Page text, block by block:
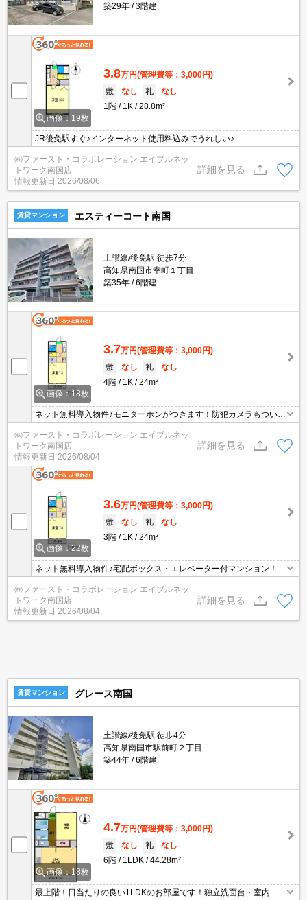
築29年
3階建
画像：19枚
3.8万円(管理費等：3,000円)
敷
なし 礼
なし
1階
1K 28.8m²
JR後免駅すぐ♪インターネット使用料込みでうれしい♪
㈱ファースト・コラボレーション エイブルネッ
トワーク南国店
情報更新日 2026/08/06
詳細を見る
賃貸マンション エスティーコート南国
土讃線/後免駅 徒歩7分
高知県南国市幸町１丁目
築35年
6階建
画像：18枚
3.7万円(管理費等：3,000円)
敷
なし 礼
なし
4階
1K 24m²
ネット無料導入物件♪モニターホンがつきます！防犯カメラもついて
ます！ＪＲ後免駅、スーパーも徒歩圏内♪
㈱ファースト・コラボレーション エイブルネッ
トワーク南国店
情報更新日 2026/08/04
詳細を見る
画像：22枚
3.6万円(管理費等：3,000円)
敷
なし 礼
なし
3階
1K 24m²
ネット無料導入物件♪宅配ボックス・エレベーター付マンション！Ｊ
㈱ファースト・コラボレーション エイブルネッ
トワーク南国店
情報更新日 2026/08/04
詳細を見る
賃貸マンション グレース南国
土讃線/後免駅 徒歩4分
高知県南国市駅前町２丁目
築44年
6階建
画像：18枚
4.7万円(管理費等：3,000円)
敷
なし 礼
なし
6階
1LDK 44.28m²
最上階！日当たりの良い1LDKのお部屋です！独立洗面台・室内洗